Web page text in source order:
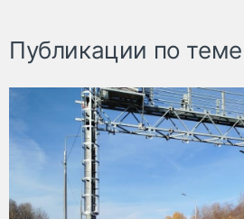
Публикации по теме